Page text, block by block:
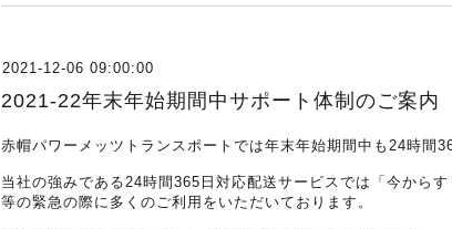
2021-12-06 09:00:00
2021-22年末年始期間中サポート体制のご案内
赤帽パワーメッツトランスポートでは年末年始期間中も24時間
当社の強みである24時間365日対応配送サービスでは「今から
等の緊急の際に多くのご利用をいただいております。